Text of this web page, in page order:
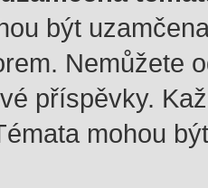
být
Nemůžete
příspěvky.
mohou